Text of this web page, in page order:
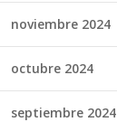
noviembre 2024
octubre 2024
septiembre 2024